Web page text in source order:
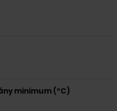
minimum (°C)